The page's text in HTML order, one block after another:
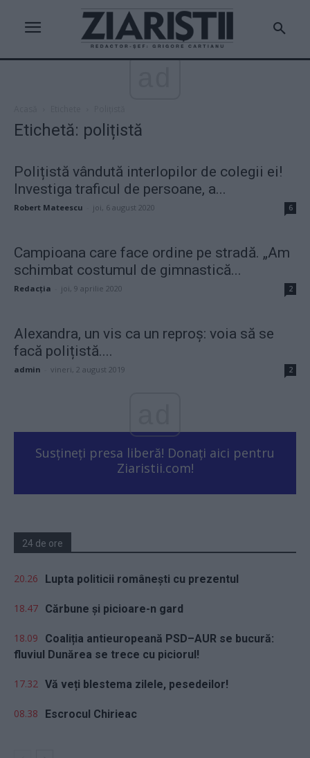
Etichetă: polițistă
Polițistă vândută interlopilor de colegii ei!
Investiga traficul de persoane, a...
Robert Mateescu joi, 6 august 2020 6
Campioana care face ordine pe stradă. „Am
schimbat costumul de gimnastică...
Redacţia joi, 9 aprilie 2020 2
Alexandra, un vis ca un reproș: voia să se
facă polițistă....
admin vineri, 2 august 2019 2
Susțineți presa liberă! Donați aici pentru
Ziaristii.com!
24 de ore
20.26 Lupta politicii românești cu prezentul
18.47 Cărbune și picioare-n gard
18.09
Coaliția antieuropeană PSD–AUR se bucură:
fluviul Dunărea se trece cu piciorul!
17.32 Vă veți blestema zilele, pesedeilor!
08.38 Escrocul Chirieac